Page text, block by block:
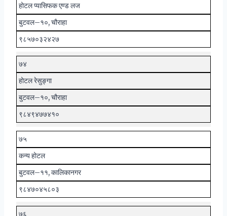
होटल प्यासिफक एण्ड लज
बुटवल–१०, चौराहा
९८५७०३२४२७
७४
होटल रेसुङ्गा
बुटवल–१०, चौराहा
९८४९४७७४१०
७५
कन्य होटल
बुटवल–११, कालिकानगर
९८४७०४५८०३
७६